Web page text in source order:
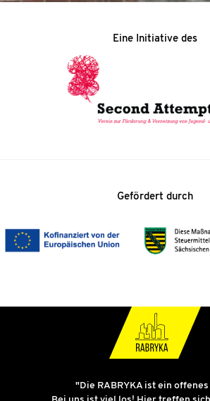
Eine Initiative des
Gefördert durch
"Die RABRYKA ist ein offenes